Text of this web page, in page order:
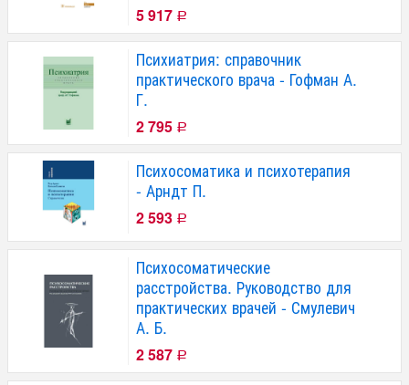
5 917 Р
Психиатрия: справочник
практического врача - Гофман А.
Г.
2 795 Р
Психосоматика и психотерапия
- Арндт П.
2 593 Р
Психосоматические
расстройства. Руководство для
практических врачей - Смулевич
А. Б.
2 587 Р